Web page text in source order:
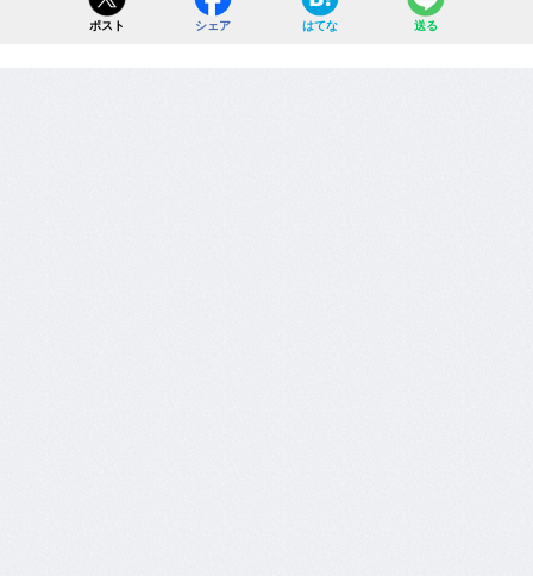
ポスト シェア はてな 送る